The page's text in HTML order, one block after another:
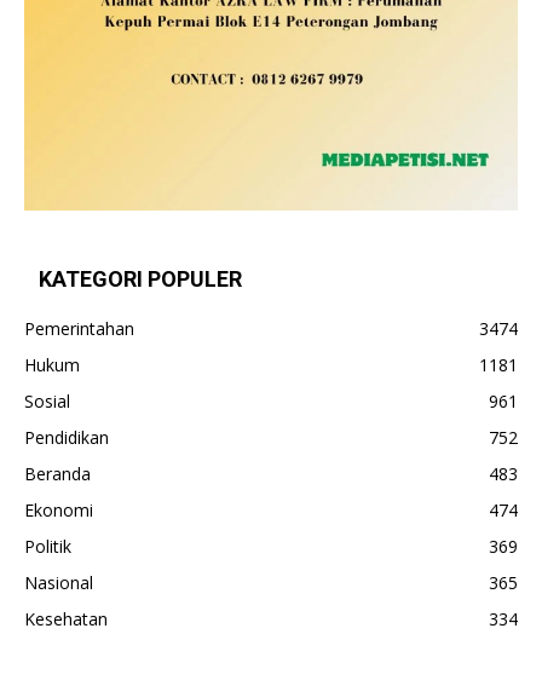
KATEGORI POPULER
Pemerintahan
3474
Hukum
1181
Sosial
961
Pendidikan
752
Beranda
483
Ekonomi
474
Politik
369
Nasional
365
Kesehatan
334